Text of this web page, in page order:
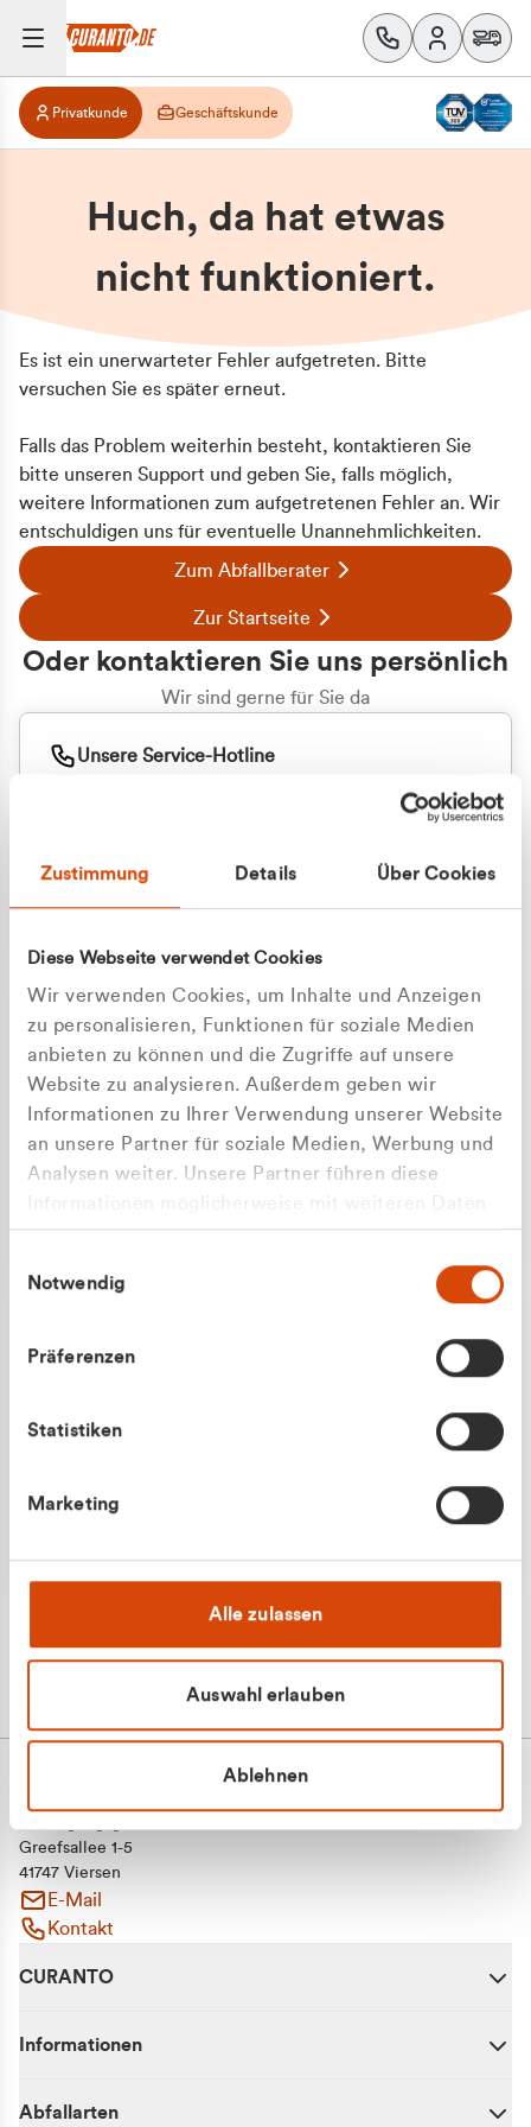
Zustimmung Details Über Cookies
Diese Webseite verwendet Cookies
Wir verwenden Cookies, um Inhalte und Anzeigen
zu personalisieren, Funktionen für soziale Medien
anbieten zu können und die Zugriffe auf unsere
Website zu analysieren. Außerdem geben wir
Informationen zu Ihrer Verwendung unserer Website
an unsere Partner für soziale Medien, Werbung und
Analysen weiter. Unsere Partner führen diese
zusammen, die Sie ihnen bereitgestellt haben oder
gesammelt haben.
Notwendig
Präferenzen
Statistiken
Marketing
Alle zulassen
Auswahl erlauben
Ablehnen
Zu welcher Kundengruppe
Privatkunde Geschäftskunde
Huch, da hat etwas
nicht funktioniert.
Es ist ein unerwarteter Fehler aufgetreten. Bitte
versuchen Sie es später erneut.
Falls das Problem weiterhin besteht, kontaktieren Sie
bitte unseren Support und geben Sie, falls möglich,
weitere Informationen zum aufgetretenen Fehler an. Wir
entschuldigen uns für eventuelle Unannehmlichkeiten.
Zum Abfallberater
Zur Startseite
Oder kontaktieren Sie uns persönlich
Wir sind gerne für Sie da
Unsere Service-Hotline
+49 177 8376058
Apilash Balanesan
Greefsallee 1-5
41747 Viersen
E-Mail
Kontakt
CURANTO
Informationen
Abfallarten